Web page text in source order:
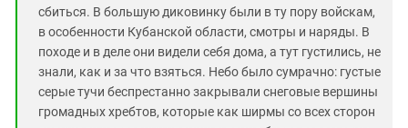
сбиться. В большую диковинку были в ту пору войскам,
в особенности Кубанской области, смотры и наряды. В
походе и в деле они видели себя дома, а тут густились, не
знали, как и за что взяться. Небо было сумрачно: густые
серые тучи беспрестанно закрывали снеговые вершины
громадных хребтов, которые как ширмы со всех сторон